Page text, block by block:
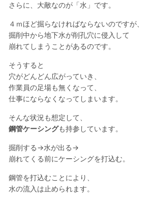
さらに、大敵なのが「水」です。
４ｍほど掘らなければならないのですが、
掘削中から地下水が削孔穴に侵入して
崩れてしまうことがあるのです。
そうすると
穴がどんどん広がっていき、
作業員の足場も無くなって、
仕事にならなくなってしまいます。
そんな状況も想定して、
鋼管ケーシングも持参しています。
掘削する→水が出る→
崩れてくる前にケーシングを打込む。
鋼管を打込むことにより、
水の流入は止められます。